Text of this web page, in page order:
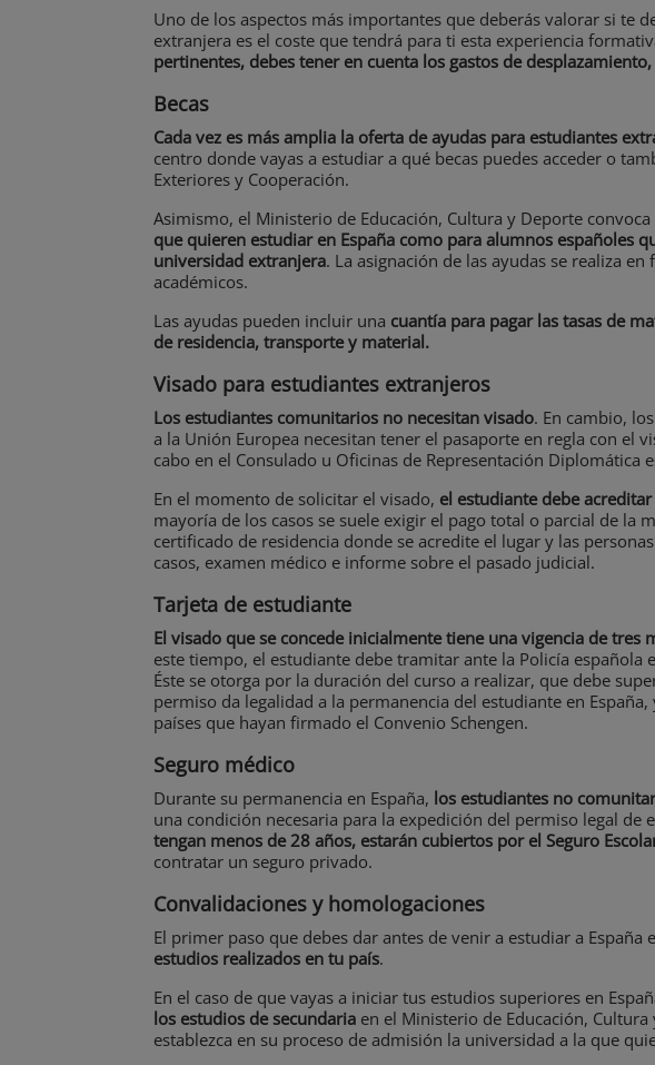
Uno de los aspectos más importantes que deberás valorar si te
extranjera es el coste que tendrá para ti esta experiencia
pertinentes, debes tener en cuenta los gastos de
Becas
Cada vez es más amplia la oferta de ayudas para estudiantes
centro donde vayas a estudiar a qué becas puedes acceder o
Exteriores y Cooperación.
Asimismo, el Ministerio de Educación, Cultura y Deporte convoca
que quieren estudiar en España como para alumnos españoles
universidad extranjera. La asignación de las ayudas se realiza
académicos.
Las ayudas pueden incluir una cuantía para pagar las tasas de
de residencia, transporte y material.
Visado para estudiantes extranjeros
Los estudiantes comunitarios no necesitan visado. En cambio,
a la Unión Europea necesitan tener el pasaporte en regla con el
cabo en el Consulado u Oficinas de Representación Diplomática
En el momento de solicitar el visado, el estudiante debe
mayoría de los casos se suele exigir el pago total o parcial de la
certificado de residencia donde se acredite el lugar y las
casos, examen médico e informe sobre el pasado judicial.
Tarjeta de estudiante
El visado que se concede inicialmente tiene una vigencia de tres
este tiempo, el estudiante debe tramitar ante la Policía española
Éste se otorga por la duración del curso a realizar, que debe
permiso da legalidad a la permanencia del estudiante en
países que hayan firmado el Convenio Schengen.
Seguro médico
Durante su permanencia en España, los estudiantes no
una condición necesaria para la expedición del permiso legal de
tengan menos de 28 años, estarán cubiertos por el Seguro
contratar un seguro privado.
Convalidaciones y homologaciones
El primer paso que debes dar antes de venir a estudiar a España
estudios realizados en tu país.
En el caso de que vayas a iniciar tus estudios superiores en
los estudios de secundaria en el Ministerio de Educación,
establezca en su proceso de admisión la universidad a la que